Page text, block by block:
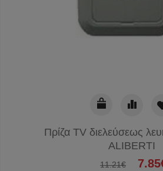
Πρίζα TV διελεύσεως
ALIBERTI
11.21€